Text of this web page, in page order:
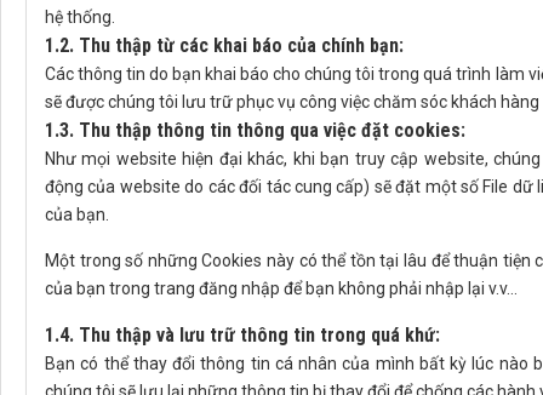
hệ thống.
1.2. Thu thập từ các khai báo của chính bạn:
Các thông tin do bạn khai báo cho chúng tôi trong quá trình làm
sẽ được chúng tôi lưu trữ phục vụ công việc chăm sóc khách hàng
1.3. Thu thập thông tin thông qua việc đặt cookies:
Như mọi website hiện đại khác, khi bạn truy cập website,
động của website do các đối tác cung cấp) sẽ đặt một số File
của bạn.
Một trong số những Cookies này có thể tồn tại lâu để thuận
của bạn trong trang đăng nhập để bạn không phải nhập lại v.v…
1.4. Thu thập và lưu trữ thông tin trong quá khứ:
Bạn có thể thay đổi thông tin cá nhân của mình bất kỳ lúc nào